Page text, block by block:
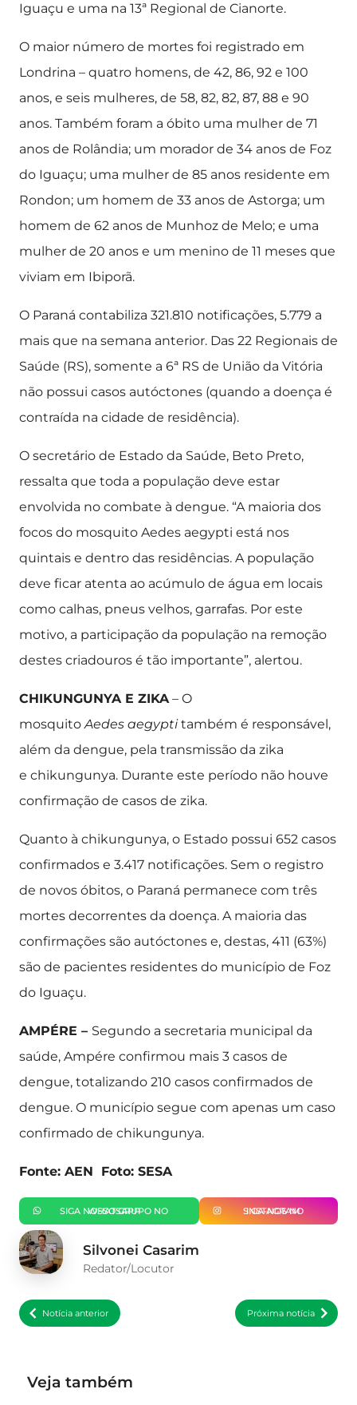
Iguaçu e uma na 13ª Regional de Cianorte.
O maior número de mortes foi registrado em
Londrina – quatro homens, de 42, 86, 92 e 100
anos, e seis mulheres, de 58, 82, 82, 87, 88 e 90
anos. Também foram a óbito uma mulher de 71
anos de Rolândia; um morador de 34 anos de Foz
do Iguaçu; uma mulher de 85 anos residente em
Rondon; um homem de 33 anos de Astorga; um
homem de 62 anos de Munhoz de Melo; e uma
mulher de 20 anos e um menino de 11 meses que
viviam em Ibiporã.
O Paraná contabiliza 321.810 notificações, 5.779 a
mais que na semana anterior. Das 22 Regionais de
Saúde (RS), somente a 6ª RS de União da Vitória
não possui casos autóctones (quando a doença é
contraída na cidade de residência).
O secretário de Estado da Saúde, Beto Preto,
ressalta que toda a população deve estar
envolvida no combate à dengue. “A maioria dos
focos do mosquito Aedes aegypti está nos
quintais e dentro das residências. A população
deve ficar atenta ao acúmulo de água em locais
como calhas, pneus velhos, garrafas. Por este
motivo, a participação da população na remoção
destes criadouros é tão importante”, alertou.
CHIKUNGUNYA E ZIKA– O
mosquitoAedes aegyptitambém é responsável,
além da dengue, pela transmissão da zika
e chikungunya. Durante este período não houve
confirmação de casos de zika.
Quanto à chikungunya, o Estado possui 652 casos
confirmados e 3.417 notificações. Sem o registro
de novos óbitos, o Paraná permanece com três
mortes decorrentes da doença. A maioria das
confirmações são autóctones e, destas, 411 (63%)
são de pacientes residentes do município de Foz
do Iguaçu.
AMPÉRE – Segundo a secretaria municipal da
saúde, Ampére confirmou mais 3 casos de
dengue, totalizando 210 casos confirmados de
dengue. O município segue com apenas um caso
confirmado de chikungunya.
Fonte: AEN Foto: SESA
SIGA NOSSO GRUPO NO WHATSAPP SIGA-NOS NO INSTAGRAM
Silvonei Casarim
Redator/Locutor
Notícia anterior Próxima notícia
Veja também